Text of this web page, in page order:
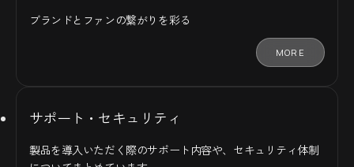
ブランドとファンの繋がりを彩る
MORE
サポート・セキュリティ
製品を導入いただく際のサポート内容や、セキュリティ体制